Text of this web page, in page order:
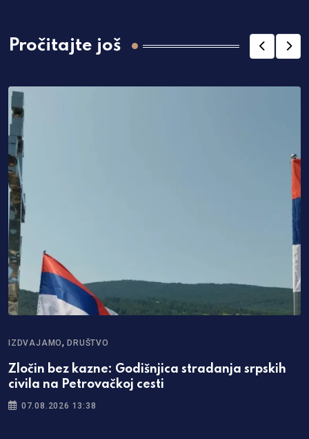
Pročitajte još
IZDVAJAMO,DRUŠTVO
Zločin bez kazne: Godišnjica stradanja srpskih
civila na Petrovačkoj cesti
07.08.2026 13:38